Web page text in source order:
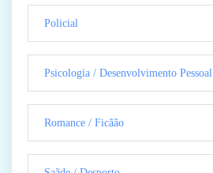
Policial
Psicologia / Desenvolvimento Pessoal
Romance / Ficãão